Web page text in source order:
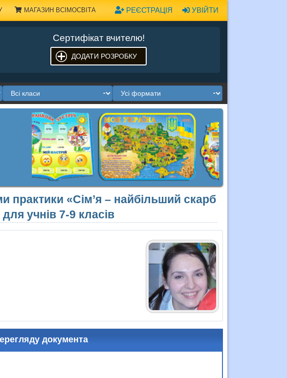
УВІЙТИ
РЕЄСТРАЦІЯ
МАГАЗИН ВСІМОСВІТА
Сертифікат вчителю!
ДОДАТИ РОЗРОБКУ
практики «Сім’я – найбільший скарб
учнів 7-9 класів
документа